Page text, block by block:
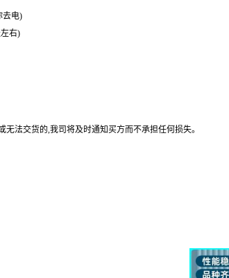
去电)
右)
法交货的,我司将及时通知买方而不承担任何损失。